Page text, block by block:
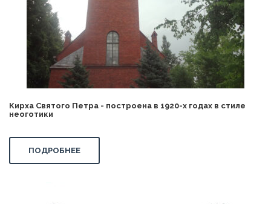
Кирха Святого Петра - построена в 1920-х годах в стиле
неоготики
ПОДРОБНЕЕ